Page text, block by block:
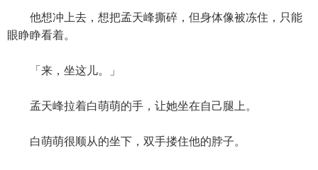
他想冲上去，想把孟天峰撕碎，但身体像被冻住，只能
眼睁睁看着。
「来，坐这儿。」
孟天峰拉着白萌萌的手，让她坐在自己腿上。
白萌萌很顺从的坐下，双手搂住他的脖子。